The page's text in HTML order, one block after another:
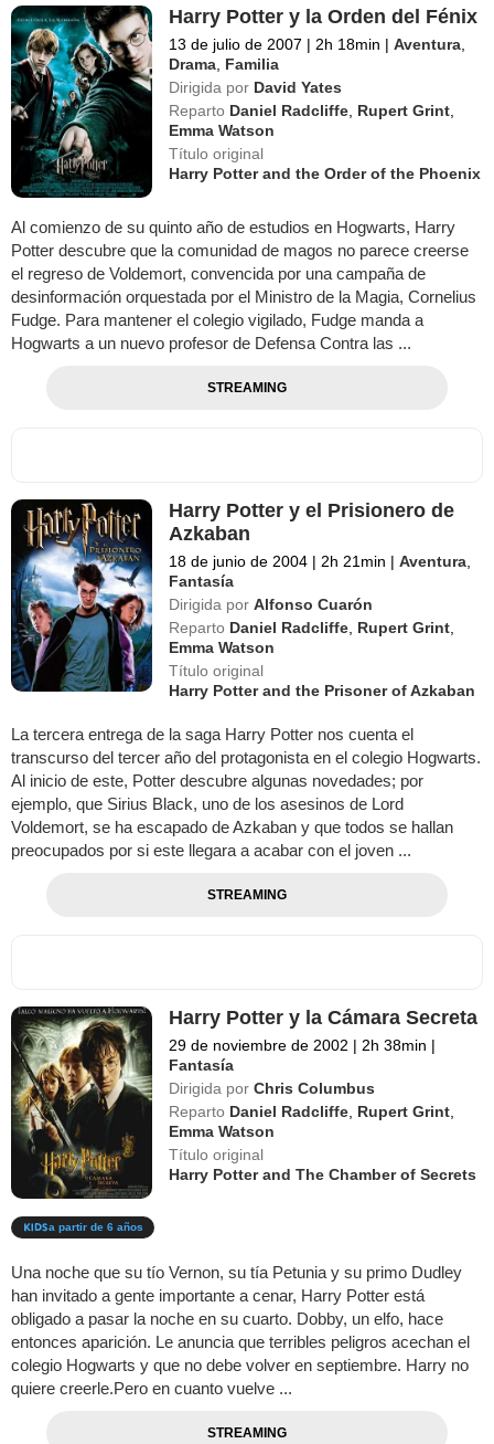
Harry Potter y la Orden del Fénix
13 de julio de 2007 | 2h 18min | Aventura
Drama Familia
Dirigida por David Yates
Reparto Daniel Radcliffe Rupert Grint
Emma Watson
Título original
Harry Potter and the Order of the Phoenix
Al comienzo de su quinto año de estudios en Hogwarts, Harry
Potter descubre que la comunidad de magos no parece creerse
el regreso de Voldemort, convencida por una campaña de
desinformación orquestada por el Ministro de la Magia, Cornelius
Fudge. Para mantener el colegio vigilado, Fudge manda a
Hogwarts a un nuevo profesor de Defensa Contra las ...
STREAMING
Harry Potter y el Prisionero de
Azkaban
18 de junio de 2004 | 2h 21min | Aventura
Fantasía
Dirigida por Alfonso Cuarón
Reparto Daniel Radcliffe Rupert Grint
Emma Watson
Título original
Harry Potter and the Prisoner of Azkaban
La tercera entrega de la saga Harry Potter nos cuenta el
transcurso del tercer año del protagonista en el colegio Hogwarts.
Al inicio de este, Potter descubre algunas novedades; por
ejemplo, que Sirius Black, uno de los asesinos de Lord
Voldemort, se ha escapado de Azkaban y que todos se hallan
preocupados por si este llegara a acabar con el joven ...
STREAMING
Harry Potter y la Cámara Secreta
29 de noviembre de 2002 | 2h 38min |
Fantasía
Dirigida por Chris Columbus
Reparto Daniel Radcliffe Rupert Grint
Emma Watson
Título original
Harry Potter and The Chamber of Secrets
a partir de 6 años
Una noche que su tío Vernon, su tía Petunia y su primo Dudley
han invitado a gente importante a cenar, Harry Potter está
obligado a pasar la noche en su cuarto. Dobby, un elfo, hace
entonces aparición. Le anuncia que terribles peligros acechan el
colegio Hogwarts y que no debe volver en septiembre. Harry no
quiere creerle.Pero en cuanto vuelve ...
STREAMING